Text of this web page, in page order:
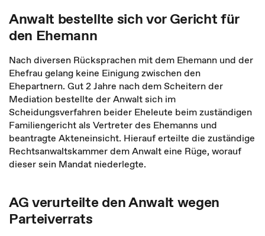
Anwalt bestellte sich vor Gericht für
den Ehemann
Nach diversen Rücksprachen mit dem Ehemann und der
Ehefrau gelang keine Einigung zwischen den
Ehepartnern. Gut 2 Jahre nach dem Scheitern der
Mediation bestellte der Anwalt sich im
Scheidungsverfahren beider Eheleute beim zuständigen
Familiengericht als Vertreter des Ehemanns und
beantragte Akteneinsicht. Hierauf erteilte die zuständige
Rechtsanwaltskammer dem Anwalt eine Rüge, worauf
dieser sein Mandat niederlegte.
AG verurteilte den Anwalt wegen
Parteiverrats